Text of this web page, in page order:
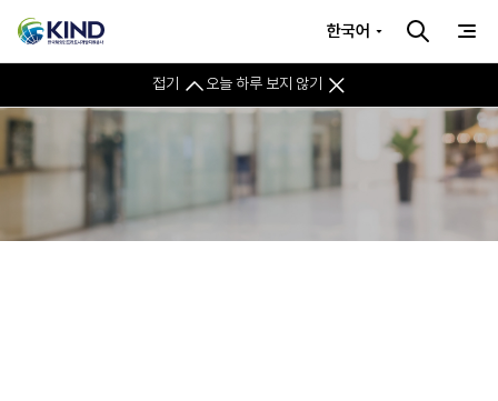
접기 오늘 하루 보지 않기
한국어